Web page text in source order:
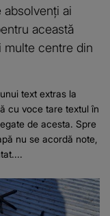
ai
această
multe centre din
text extras la
cu voce tare textul în
de acesta. Spre
nu se acordă note,